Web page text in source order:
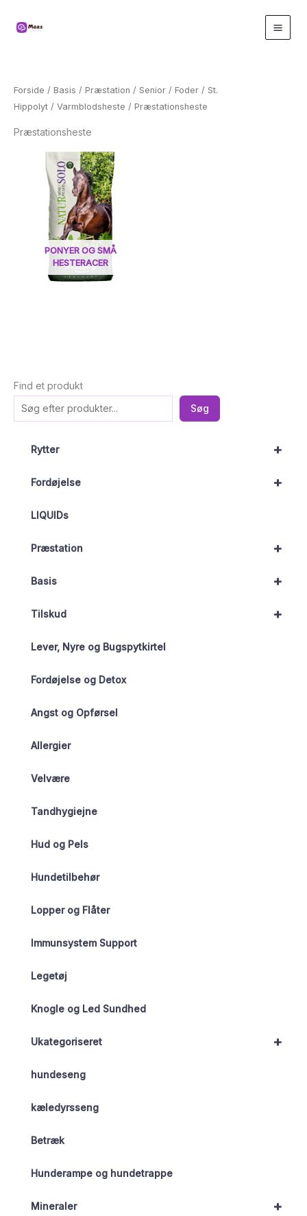
Find et produkt
Søg
+
Rytter
+
Fordøjelse
LIQUIDs
+
Præstation
+
Basis
+
Tilskud
Lever, Nyre og Bugspytkirtel
Fordøjelse og Detox
Angst og Opførsel
Allergier
Velvære
Tandhygiejne
Hud og Pels
Hundetilbehør
Lopper og Flåter
Immunsystem Support
Legetøj
Knogle og Led Sundhed
+
Ukategoriseret
hundeseng
kæledyrsseng
Betræk
Hunderampe og hundetrappe
+
Mineraler
Forside / Basis / Præstation / Senior / Foder / St.
Hippolyt / Varmblodsheste / Præstationsheste
Præstationsheste
PONYER OG SMÅ
HESTERACER